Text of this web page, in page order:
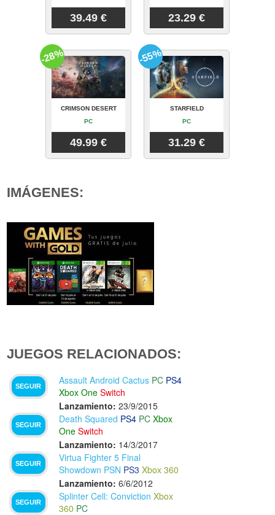
39.49 € 23.29 €
CRIMSON DESERT
PC
49.99 €
-28%
STARFIELD
PC
31.29 €
-55%
IMÁGENES:
JUEGOS RELACIONADOS:
SEGUIR
Assault Android Cactus PC PS4
Xbox One Switch
Lanzamiento: 23/9/2015
SEGUIR
Death Squared PS4 PC Xbox
One Switch
Lanzamiento: 14/3/2017
SEGUIR
Virtua Fighter 5 Final
Showdown PSN PS3 Xbox 360
Lanzamiento: 6/6/2012
SEGUIR
Splinter Cell: Conviction Xbox
360 PC